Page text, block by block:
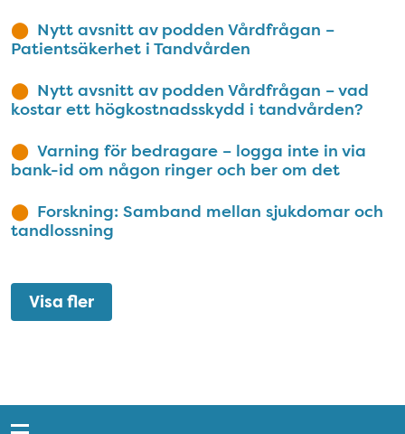
Nytt avsnitt av podden Vårdfrågan –
Patientsäkerhet i Tandvården
Nytt avsnitt av podden Vårdfrågan – vad
kostar ett högkostnadsskydd i tandvården?
Varning för bedragare – logga inte in via
bank-id om någon ringer och ber om det
Forskning: Samband mellan sjukdomar och
tandlossning
Visa fler
Snabblänkar